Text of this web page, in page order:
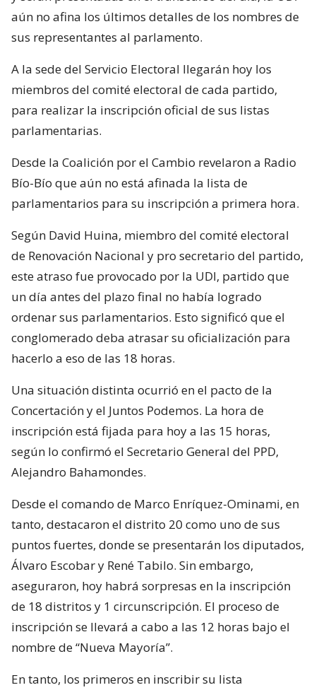
aún no afina los últimos detalles de los nombres de
sus representantes al parlamento.
A la sede del Servicio Electoral llegarán hoy los
miembros del comité electoral de cada partido,
para realizar la inscripción oficial de sus listas
parlamentarias.
Desde la Coalición por el Cambio revelaron a Radio
Bío-Bío que aún no está afinada la lista de
parlamentarios para su inscripción a primera hora.
Según David Huina, miembro del comité electoral
de Renovación Nacional y pro secretario del partido,
este atraso fue provocado por la UDI, partido que
un día antes del plazo final no había logrado
ordenar sus parlamentarios. Esto significó que el
conglomerado deba atrasar su oficialización para
hacerlo a eso de las 18 horas.
Una situación distinta ocurrió en el pacto de la
Concertación y el Juntos Podemos. La hora de
inscripción está fijada para hoy a las 15 horas,
según lo confirmó el Secretario General del PPD,
Alejandro Bahamondes.
Desde el comando de Marco Enríquez-Ominami, en
tanto, destacaron el distrito 20 como uno de sus
puntos fuertes, donde se presentarán los diputados,
Álvaro Escobar y René Tabilo. Sin embargo,
aseguraron, hoy habrá sorpresas en la inscripción
de 18 distritos y 1 circunscripción. El proceso de
inscripción se llevará a cabo a las 12 horas bajo el
nombre de “Nueva Mayoría”.
En tanto, los primeros en inscribir su lista